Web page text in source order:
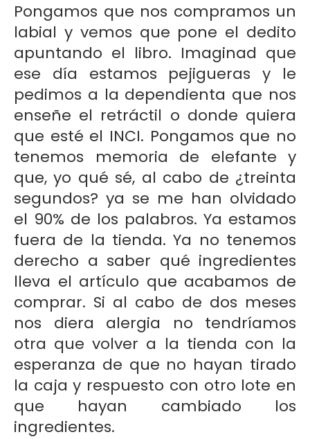
Pongamos que nos compramos un
labial y vemos que pone el dedito
apuntando el libro. Imaginad que
ese día estamos pejigueras y le
pedimos a la dependienta que nos
enseñe el retráctil o donde quiera
que esté el INCI. Pongamos que no
tenemos memoria de elefante y
que, yo qué sé, al cabo de ¿treinta
segundos? ya se me han olvidado
el 90% de los palabros. Ya estamos
fuera de la tienda. Ya no tenemos
derecho a saber qué ingredientes
lleva el artículo que acabamos de
comprar. Si al cabo de dos meses
nos diera alergia no tendríamos
otra que volver a la tienda con la
esperanza de que no hayan tirado
la caja y respuesto con otro lote en
que hayan cambiado los
ingredientes.